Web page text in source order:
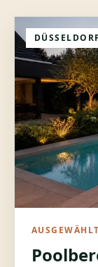
DÜSSELDORF